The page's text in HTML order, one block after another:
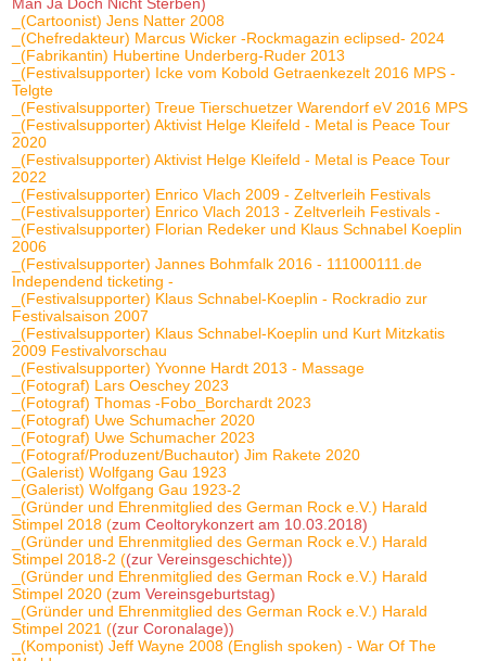
_(Cartoonist) Jens Natter 2008
_(Chefredakteur) Marcus Wicker -Rockmagazin eclipsed- 2024
_(Fabrikantin) Hubertine Underberg-Ruder 2013
_(Festivalsupporter) Icke vom Kobold Getraenkezelt 2016 MPS -
Telgte
_(Festivalsupporter) Treue Tierschuetzer Warendorf eV 2016 MPS
_(Festivalsupporter) Aktivist Helge Kleifeld - Metal is Peace Tour
2020
_(Festivalsupporter) Aktivist Helge Kleifeld - Metal is Peace Tour
2022
_(Festivalsupporter) Enrico Vlach 2009 - Zeltverleih Festivals
_(Festivalsupporter) Enrico Vlach 2013 - Zeltverleih Festivals -
_(Festivalsupporter) Florian Redeker und Klaus Schnabel Koeplin
2006
_(Festivalsupporter) Jannes Bohmfalk 2016 - 111000111.de
Independend ticketing -
_(Festivalsupporter) Klaus Schnabel-Koeplin - Rockradio zur
Festivalsaison 2007
_(Festivalsupporter) Klaus Schnabel-Koeplin und Kurt Mitzkatis
2009 Festivalvorschau
_(Festivalsupporter) Yvonne Hardt 2013 - Massage
_(Fotograf) Lars Oeschey 2023
_(Fotograf) Thomas -Fobo_Borchardt 2023
_(Fotograf) Uwe Schumacher 2020
_(Fotograf) Uwe Schumacher 2023
_(Fotograf/Produzent/Buchautor) Jim Rakete 2020
_(Galerist) Wolfgang Gau 1923
_(Galerist) Wolfgang Gau 1923-2
_(Gründer und Ehrenmitglied des German Rock e.V.) Harald
Stimpel 2018 (zum Ceoltorykonzert am 10.03.2018)
_(Gründer und Ehrenmitglied des German Rock e.V.) Harald
Stimpel 2018-2 ((zur Vereinsgeschichte))
_(Gründer und Ehrenmitglied des German Rock e.V.) Harald
Stimpel 2020 (zum Vereinsgeburtstag)
_(Gründer und Ehrenmitglied des German Rock e.V.) Harald
Stimpel 2021 ((zur Coronalage))
_(Komponist) Jeff Wayne 2008 (English spoken) - War Of The